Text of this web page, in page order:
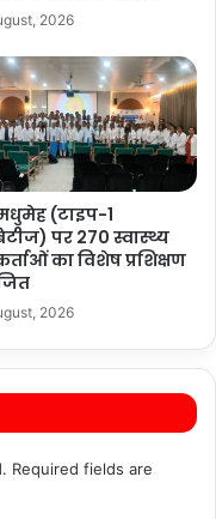
2026
(टाइप-1
पर 270 स्वास्थ्य
का विशेष प्रशिक्षण
2026
Required fields are